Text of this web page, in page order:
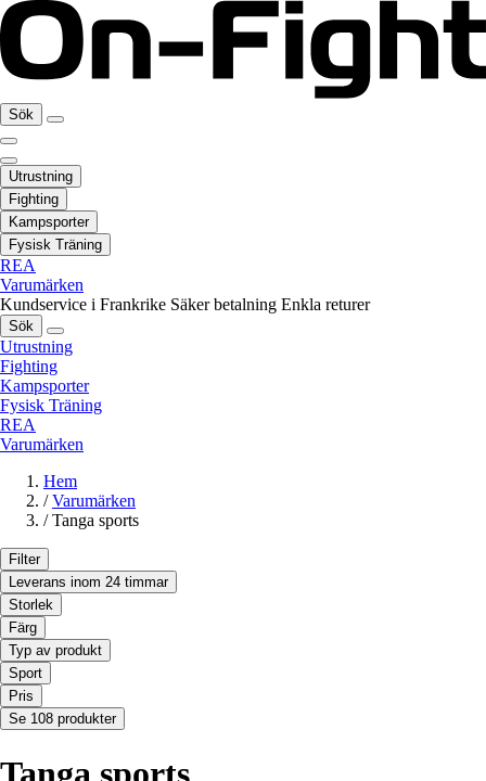
Sök
Utrustning
Fighting
Kampsporter
Fysisk Träning
REA
Varumärken
Kundservice i Frankrike Säker betalning Enkla returer
Sök
Utrustning
Fighting
Kampsporter
Fysisk Träning
REA
Varumärken
Hem
/ Varumärken
/ Tanga sports
Filter
Leverans inom 24 timmar
Storlek
Färg
Typ av produkt
Sport
Pris
Se 108 produkter
Tanga sports